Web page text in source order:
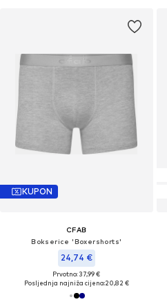
KUPON
CFAB
Bokserice 'Boxershorts'
24,74 €
Prvotno: 37,99 €
Posljednja najniža cijena:20,82 €